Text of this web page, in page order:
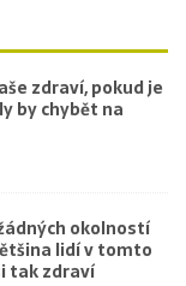
zdraví, pokud je
by chybět na
okolností
lidí v tomto
tak zdraví